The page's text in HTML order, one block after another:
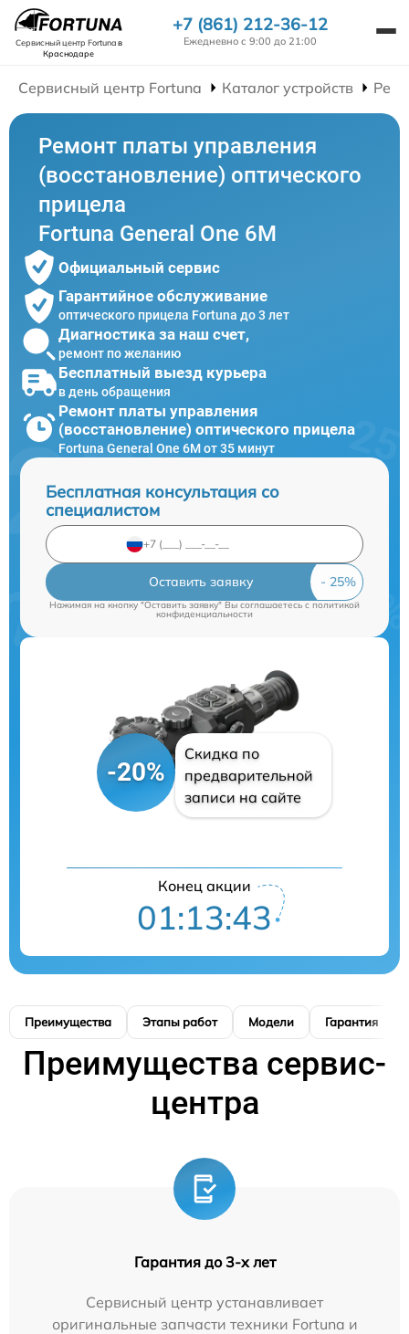
Сервисный центр Fortunaв
Краснодаре
+7 (861) 212-36-12
Ежедневно с 9:00 до 21:00
Сервисный центр Fortuna Каталог устройств
Ремонт платы управления
(восстановление) оптического
прицела
Fortuna General One 6M
Официальный сервис
Гарантийное обслуживание
оптического прицела Fortuna до 3 лет
Диагностика за наш счет,
ремонт по желанию
Бесплатный выезд курьера
в день обращения
Ремонт платы управления
(восстановление) оптического прицела
Fortuna General One 6M от 35 минут
Бесплатная консультация со
специалистом
Оставить заявку
Нажимая на кнопку "Оставить заявку" Вы соглашаетесь cполитикой
конфиденциальности
-20%
Скидка по
предварительной
записи на сайте
Конец акции
01:13:42
Преимущества Этапы работ Модели Гарантия
Преимущества сервис-
центра
Гарантия до 3-х лет
Сервисный центр устанавливает
оригинальные запчасти техники Fortuna и